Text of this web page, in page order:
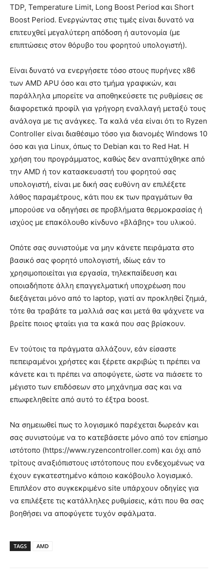
TDP, Temperature Limit, Long Boost Period και Short
Boost Period. Ενεργώντας στις τιμές είναι δυνατό να
επιτευχθεί μεγαλύτερη απόδοση ή αυτονομία (με
επιπτώσεις στον θόρυβο του φορητού υπολογιστή).
Είναι δυνατό να ενεργήσετε τόσο στους πυρήνες x86
των AMD APU όσο και στο τμήμα γραφικών, και
παράλληλα μπορείτε να αποθηκεύσετε τις ρυθμίσεις σε
διαφορετικά προφίλ για γρήγορη εναλλαγή μεταξύ τους
ανάλογα με τις ανάγκες. Τα καλά νέα είναι ότι το Ryzen
Controller είναι διαθέσιμο τόσο για διανομές Windows 10
όσο και για Linux, όπως το Debian και το Red Hat. Η
χρήση του προγράμματος, καθώς δεν αναπτύχθηκε από
την AMD ή τον κατασκευαστή του φορητού σας
υπολογιστή, είναι με δική σας ευθύνη αν επιλέξετε
λάθος παραμέτρους, κάτι που εκ των πραγμάτων θα
μπορούσε να οδηγήσει σε προβλήματα θερμοκρασίας ή
ισχύος με επακόλουθο κίνδυνο «βλάβης» του υλικού.
Οπότε σας συνιστούμε να μην κάνετε πειράματα στο
βασικό σας φορητό υπολογιστή, ιδίως εάν το
χρησιμοποιείται για εργασία, τηλεκπαίδευση και
οποιαδήποτε άλλη επαγγελματική υποχρέωση που
διεξάγεται μόνο από το laptop, γιατί αν προκληθεί ζημιά,
τότε θα τραβάτε τα μαλλιά σας και μετά θα ψάχνετε να
βρείτε ποιος φταίει για τα κακά που σας βρίσκουν.
Εν τούτοις τα πράγματα αλλάζουν, εάν είσαστε
πεπειραμένοι χρήστες και ξέρετε ακριβώς τι πρέπει να
κάνετε και τι πρέπει να αποφύγετε, ώστε να πιάσετε το
μέγιστο των επιδόσεων στο μηχάνημα σας και να
επωφεληθείτε από αυτό το έξτρα boost.
Να σημειωθεί πως το λογισμικό παρέχεται δωρεάν και
σας συνιστούμε να το κατεβάσετε μόνο από τον επίσημο
ιστότοπο (https://www.ryzencontroller.com) και όχι από
τρίτους αναξιόπιστους ιστότοπους που ενδεχομένως να
έχουν εγκατεστημένο κάποιο κακόβουλο λογισμικό.
Eπιπλέον στο συγκεκριμένο site υπάρχουν οδηγίες για
να επιλέξετε τις κατάλληλες ρυθμίσεις, κάτι που θα σας
βοηθήσει να αποφύγετε τυχόν σφάλματα.
TAGS AMD